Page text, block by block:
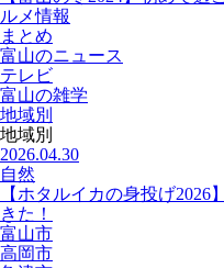
ルメ情報
まとめ
富山のニュース
テレビ
富山の雑学
地域別
地域別
2026.04.30
自然
【ホタルイカの身投げ
きた！
富山市
高岡市